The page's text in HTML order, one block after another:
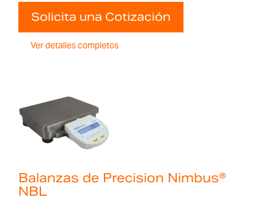
Solicita una Cotización
Ver detalles completos
Balanzas de Precision Nimbus®
NBL